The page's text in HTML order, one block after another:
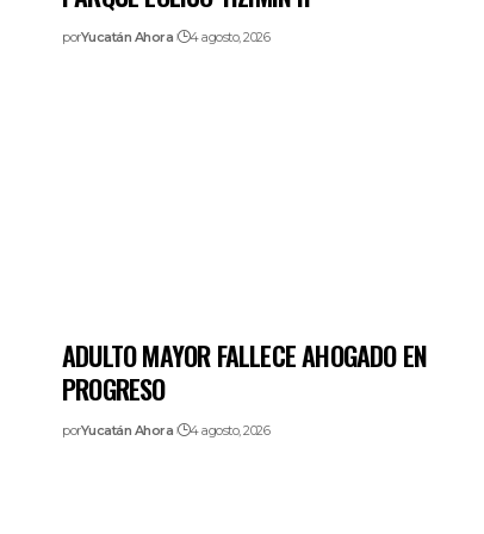
porYucatán Ahora 4 agosto, 2026
ADULTO MAYOR FALLECE AHOGADO EN
PROGRESO
porYucatán Ahora 4 agosto, 2026